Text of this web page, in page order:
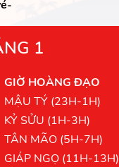
1
GIỜ HOÀNG ĐẠO
MẬU TÝ (23H-1H)
KỶ SỬU (1H-3H)
TÂN MÃO (5H-7H)
GIÁP NGỌ (11H-13H)